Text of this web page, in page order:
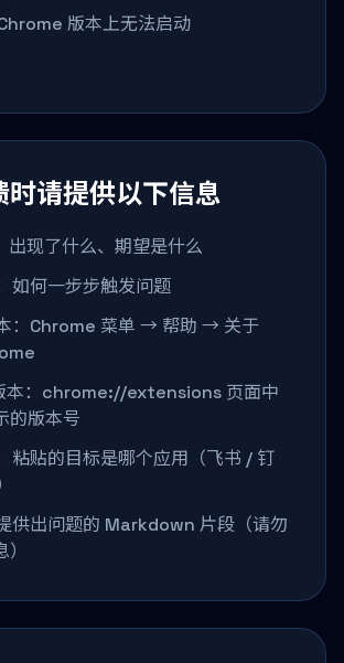
版本上无法启动
时请提供以下信息
出现了什么、期望是什么
如何一步步触发问题
：Chrome 菜单 → 帮助 → 关于
本：chrome://extensions 页面中
的版本号
粘贴的目标是哪个应用（飞书 / 钉
供出问题的 Markdown 片段（请勿